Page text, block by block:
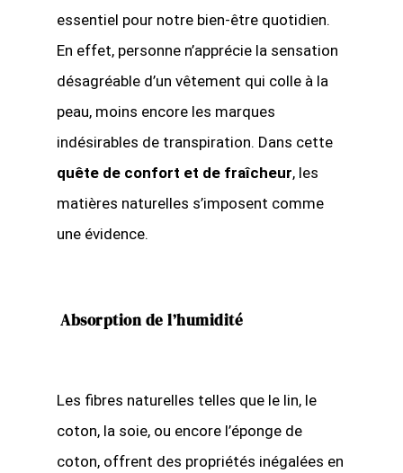
essentiel pour notre bien-être quotidien.
En effet, personne n’apprécie la sensation
désagréable d’un vêtement qui colle à la
peau, moins encore les marques
indésirables de transpiration. Dans cette
quête de confort et de fraîcheur, les
matières naturelles s’imposent comme
une évidence.
Absorption de l’humidité
Les fibres naturelles telles que le lin, le
coton, la soie, ou encore l’éponge de
coton, offrent des propriétés inégalées en